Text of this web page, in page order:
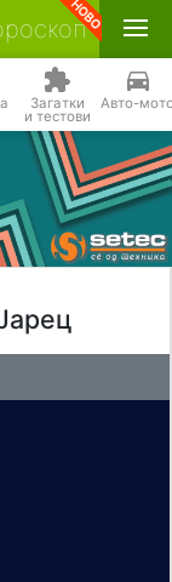
Загатки
и тестови
Авто-